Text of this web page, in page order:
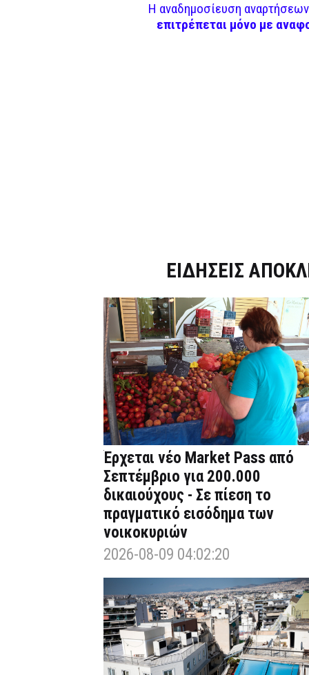
Η αναδημοσίευση
επιτρέπεται μόνο με
ΕΙΔΗΣΕΙΣ
Έρχεται νέο Market Pass από
Σεπτέμβριο για 200.000
δικαιούχους - Σε πίεση το
πραγματικό εισόδημα των
νοικοκυριών
2026-08-09 04:02:20